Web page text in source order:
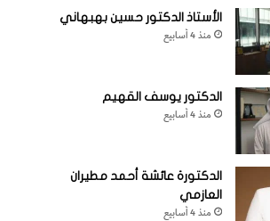
الأستاذ الدكتور حسين بهبهاني
منذ 4 أسابيع
الدكتور يوسف القهيم
منذ 4 أسابيع
الدكتورة عائشة أحمد مطيران
العازمي
منذ 4 أسابيع